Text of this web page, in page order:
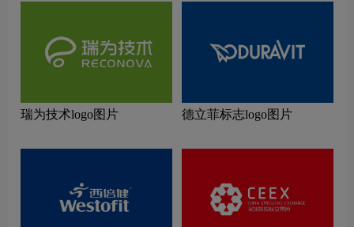
瑞为技术logo图片 德立菲标志logo图片